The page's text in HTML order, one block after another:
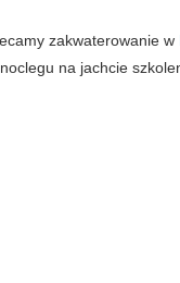
zakwaterowanie w
na jachcie